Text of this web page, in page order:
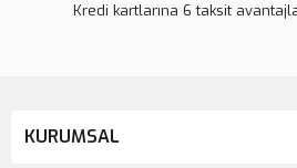
Kredi kartlarına 6 taksit
KURUMSAL